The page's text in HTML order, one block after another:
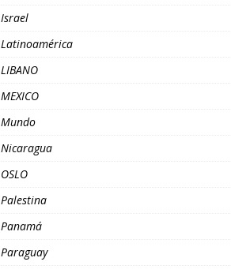
Israel
Latinoamérica
LIBANO
MEXICO
Mundo
Nicaragua
OSLO
Palestina
Panamá
Paraguay